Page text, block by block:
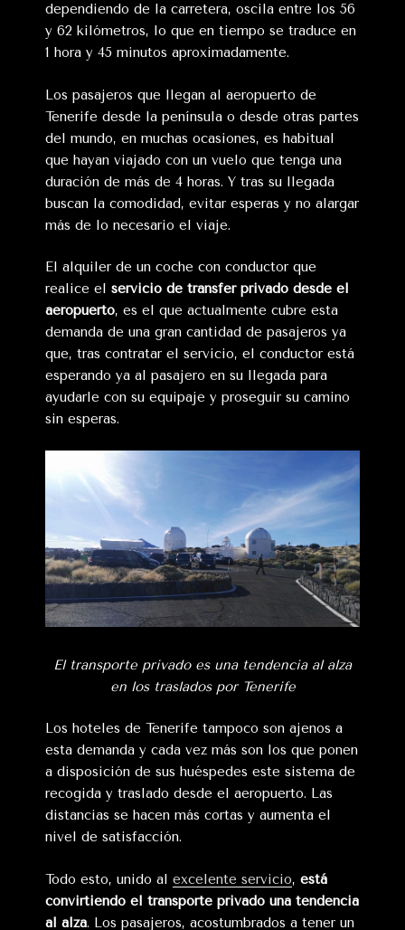
dependiendo de la carretera, oscila entre los 56
y 62 kilómetros, lo que en tiempo se traduce en
1 hora y 45 minutos aproximadamente.
Los pasajeros que llegan al aeropuerto de
Tenerife desde la península o desde otras partes
del mundo, en muchas ocasiones, es habitual
que hayan viajado con un vuelo que tenga una
duración de más de 4 horas. Y tras su llegada
buscan la comodidad, evitar esperas y no alargar
más de lo necesario el viaje.
El alquiler de un coche con conductor que
realice el servicio de transfer privado desde el
aeropuerto, es el que actualmente cubre esta
demanda de una gran cantidad de pasajeros ya
que, tras contratar el servicio, el conductor está
esperando ya al pasajero en su llegada para
ayudarle con su equipaje y proseguir su camino
sin esperas.
El transporte privado es una tendencia al alza
en los traslados por Tenerife
Los hoteles de Tenerife tampoco son ajenos a
esta demanda y cada vez más son los que ponen
a disposición de sus huéspedes este sistema de
recogida y traslado desde el aeropuerto. Las
distancias se hacen más cortas y aumenta el
nivel de satisfacción.
Todo esto, unido al excelente servicio, está
convirtiendo el transporte privado una tendencia
al alza. Los pasajeros, acostumbrados a tener un